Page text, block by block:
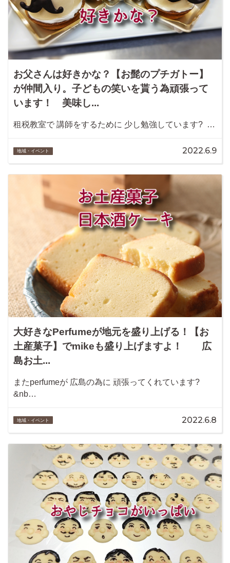
お父さんは好きかな？【お髭のプチガトー】
が仲間入り。子どもの笑いを貰う為頑張って
います！ 美味し...
租税教室で 講師をするために 少し勉強しています? …
地域・イベント 2022.6.9
大好きなPerfumeが地元を盛り上げる！【お
土産菓子】でmikeも盛り上げますよ！ 広
島お土...
またperfumeが 広島の為に 頑張ってくれています?
&nb…
地域・イベント 2022.6.8